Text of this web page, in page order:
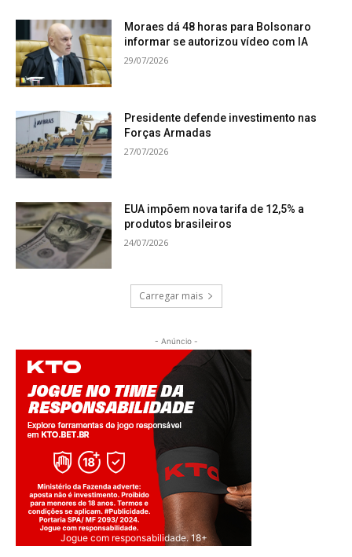
Moraes dá 48 horas para Bolsonaro
informar se autorizou vídeo com IA
29/07/2026
Presidente defende investimento nas
Forças Armadas
27/07/2026
EUA impõem nova tarifa de 12,5% a
produtos brasileiros
24/07/2026
Carregar mais
- Anúncio -
Jogue com responsabilidade. 18+